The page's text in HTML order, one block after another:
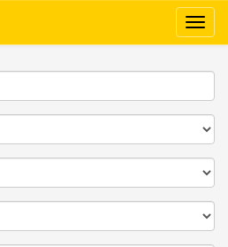
Ban4U